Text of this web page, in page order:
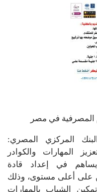
المصرفية في مصر
المركزي المصري:
المهارات والكوادر
في إعداد قادة
على أعلى مستوى، وذلك
الشباب بالمهارات